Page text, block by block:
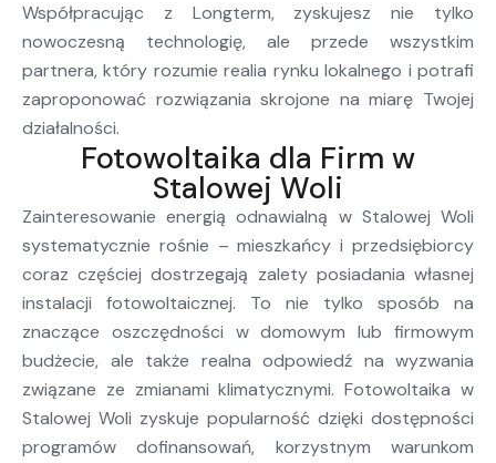
Współpracując z Longterm, zyskujesz nie tylko
nowoczesną technologię, ale przede wszystkim
partnera, który rozumie realia rynku lokalnego i potrafi
zaproponować rozwiązania skrojone na miarę Twojej
działalności.
Fotowoltaika dla Firm w
Stalowej Woli
Zainteresowanie energią odnawialną w Stalowej Woli
systematycznie rośnie – mieszkańcy i przedsiębiorcy
coraz częściej dostrzegają zalety posiadania własnej
instalacji fotowoltaicznej. To nie tylko sposób na
znaczące oszczędności w domowym lub firmowym
budżecie, ale także realna odpowiedź na wyzwania
związane ze zmianami klimatycznymi. Fotowoltaika w
Stalowej Woli zyskuje popularność dzięki dostępności
programów dofinansowań, korzystnym warunkom